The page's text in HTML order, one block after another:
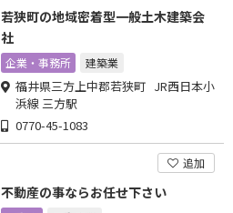
若狭町の地域密着型一般土木建築会
社
企業・事務所 建築業
福井県三方上中郡若狭町 JR西日本小
浜線 三方駅
0770-45-1083
追加
不動産の事ならお任せ下さい